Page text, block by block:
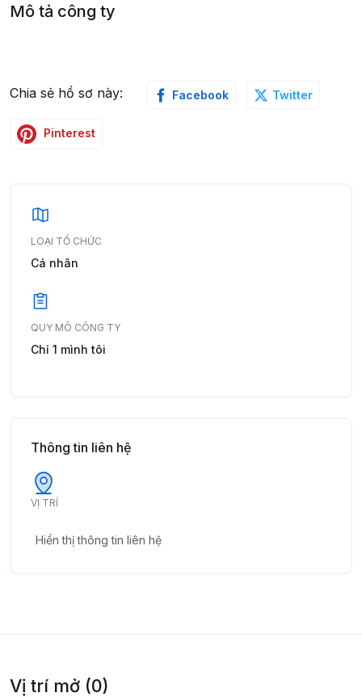
Mô tả công ty
Chia sẻ hồ sơ này: Facebook Twitter
Pinterest
LOẠI TỔ CHỨC
Cá nhân
QUY MÔ CÔNG TY
Chỉ 1 mình tôi
Thông tin liên hệ
VỊ TRÍ
Hiển thị thông tin liên hệ
Vị trí mở (0)